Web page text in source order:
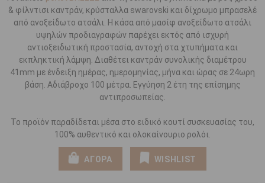
& φίλντισι καντράν, κρύσταλλα swarovski και δίχρωμο μπρασελέ
από ανοξείδωτο ατσάλι. Η κάσα από μασίφ ανοξείδωτο ατσάλι
υψηλών προδιαγραφών παρέχει εκτός από ισχυρή
αντιοξειδωτική προστασία, αντοχή στα χτυπήματα και
εκπληκτική λάμψη. Διαθέτει καντράν συνολικής διαμέτρου
41mm με ένδειξη ημέρας, ημερομηνίας, μήνα και ώρας σε 24ωρη
βάση. Αδιάβροχο 100 μέτρα. Εγγύηση 2 έτη της επίσημης
αντιπροσωπείας.
Το προϊόν παραδίδεται μέσα στο ειδικό κουτί συσκευασίας του,
100% αυθεντικό και ολοκαίνουριο ρολόι.
ΑΓΟΡΑ WISHLIST